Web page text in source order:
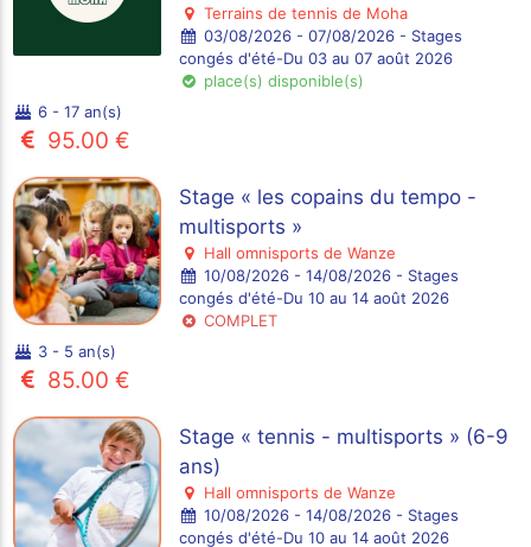
Terrains de tennis de Moha
03/08/2026 - 07/08/2026 - Stages
congés d'été-Du 03 au 07 août 2026
place(s) disponible(s)
6 - 17 an(s)
95.00 €
Stage « les copains du tempo -
multisports »
Hall omnisports de Wanze
10/08/2026 - 14/08/2026 - Stages
congés d'été-Du 10 au 14 août 2026
COMPLET
3 - 5 an(s)
85.00 €
Stage « tennis - multisports » (6-9
ans)
Hall omnisports de Wanze
10/08/2026 - 14/08/2026 - Stages
congés d'été-Du 10 au 14 août 2026